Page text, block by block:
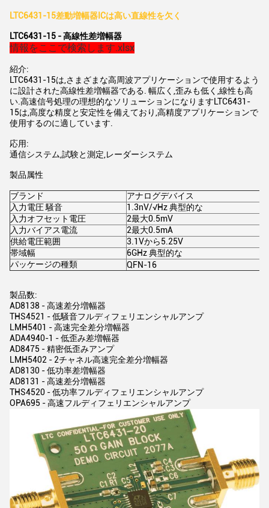
LTC6431-15差動増幅器ICは高い直線性を欠く
LTC6431-15 - 高線性差増幅器
情報をここで検索します.xlsx
紹介:
LTC6431-15は,さまざまな高周波アプリケーションで使用するよう
に設計された高線性差増幅器である. 幅広く,歪みも低く,線性も高
い.高速信号処理の理想的なソリューションになりますLTC6431-
15は,高度な精度と安定性を備えており,高精度アプリケーションで
使用するのに適しています.
応用:
通信システム,試験と測定,レーダーシステム
製品属性
ブランド
アナログデバイス
入力電圧 騒音
1.3nV/√Hz 典型的な
入力オフセット電圧
2最大0.5mV
入力バイアス電流
2最大0.5mA
供給電圧範囲
3.1Vから5.25V
帯域幅
6GHz 典型的な
パッケージの種類
QFN-16
製品数:
AD8138 - 高速差分増幅器
THS4521 - 低騒音フルディフェリエンシャルアンプ
LMH5401 - 高速完全差分増幅器
ADA4940-1 - 低歪み差増幅器
AD8475 - 精密低歪みアンプ
LMH5402 - 2チャネル高速完全差分増幅器
AD8130 - 低功率差増幅器
AD8131 - 高速差分増幅器
THS4520 - 低功率フルディフェリエンシャルアンプ
OPA695 - 高速フルディフェリエンシャルアンプ